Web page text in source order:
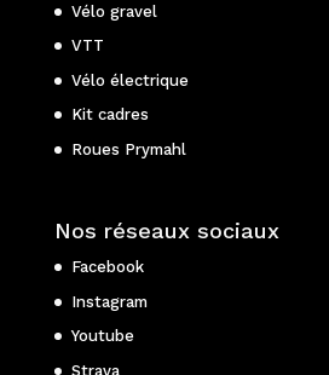
Vélo gravel
VTT
Vélo électrique
Kit cadres
Roues Prymahl
Nos réseaux sociaux
Facebook
Instagram
Youtube
Strava